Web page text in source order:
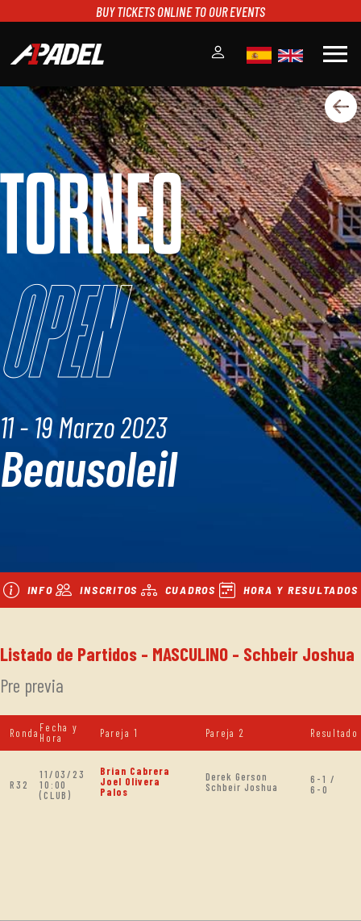
BUY TICKETS ONLINE TO OUR EVENTS
menu
A1PADEL
RANKING
CALENDARIO
TORNEOS
NOTICIAS
MULTIMEDIA
SCOREBOARD
STREAMING
TORNEO
Open
11 - 19 Marzo 2023
Beausoleil
INFO INSCRITOS CUADROS HORA Y RESULTADOS
Listado de Partidos - MASCULINO - Schbeir Joshua
Pre previa
Ronda Fecha y
Hora
Pareja 1 Pareja 2 Resultado
R32
11/03/23
10:00
(CLUB)
Brian Cabrera
Joel Olivera
Palos
Derek Gerson
Schbeir Joshua
6-1 /
6-0